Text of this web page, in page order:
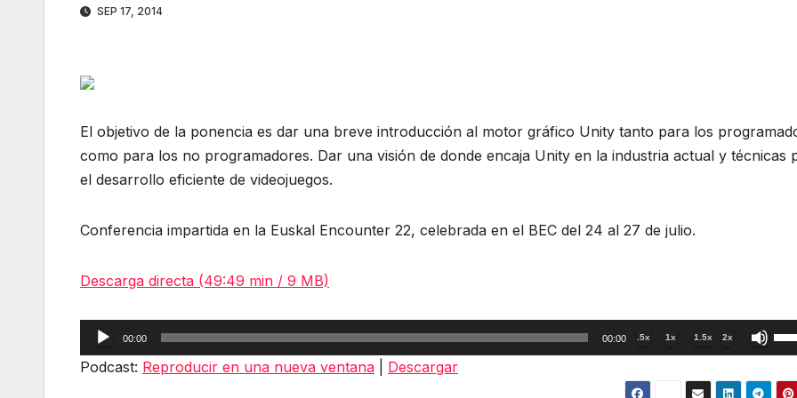
SEP 17, 2014
El objetivo de la ponencia es dar una breve introducción al motor gráfico Unity tanto para los
como para los no programadores. Dar una visión de donde encaja Unity en la industria actual y técnicas
el desarrollo eficiente de videojuegos.
Conferencia impartida en la Euskal Encounter 22, celebrada en el BEC del 24 al 27 de julio.
Descarga directa (49:49 min / 9 MB)
Reproductor
de
00:00 00:00 .5x 1x 1.5x 2x
las
Podcast: Reproducir en una nueva ventana Descargar